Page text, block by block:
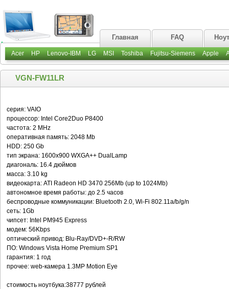
Главная FAQ
Acer HP Lenovo-IBM LG MSI Toshiba Fujitsu-Siemens Apple
VGN-FW11LR
серия: VAIO
процессор: Intel Core2Duo P8400
частота: 2 MHz
оперативная память: 2048 Mb
HDD: 250 Gb
тип экрана: 1600x900 WXGA++ DualLamp
диагональ: 16.4 дюймов
масса: 3.10 kg
видеокарта: ATI Radeon HD 3470 256Mb (up to 1024Mb)
автономное время работы: до 2.5 часов
беспроводные коммуникации: Bluetooth 2.0, Wi-Fi 802.11a/b/g/n
сеть: 1Gb
чипсет: Intel PM945 Express
модем: 56Kbps
оптический привод: Blu-Ray/DVD+-R/RW
ПО: Windows Vista Home Premium SP1
гарантия: 1 год
прочее: web-камера 1.3MP Motion Eye
стоимость ноутбука:38777 рублей